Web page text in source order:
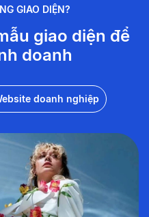
GIAO DIỆN?
giao diện để
doanh
doanh nghiệp